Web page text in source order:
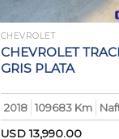
CHEVROLET
CHEVROLET
GRIS PLATA
2018 109683 Km
USD13,990.00